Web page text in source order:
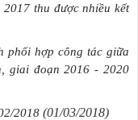
thu được nhiều kết
phối hợp công tác giữa
giai đoạn 2016 - 2020
2018 (01/03/2018)